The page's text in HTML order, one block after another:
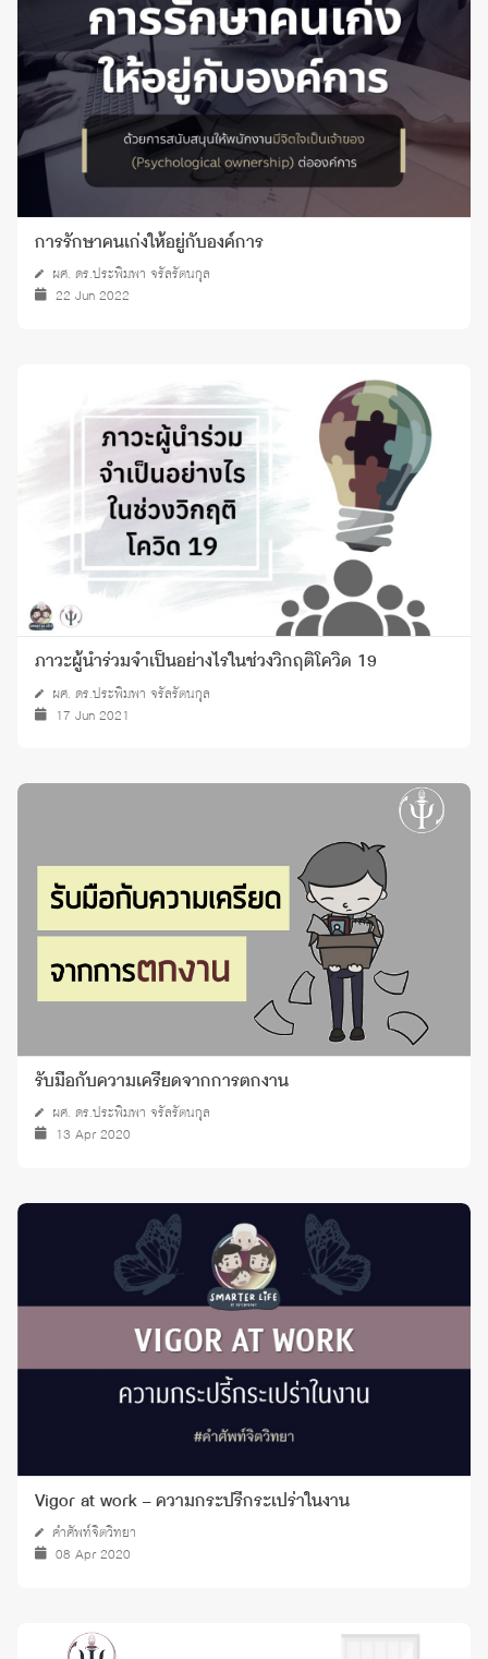
การรักษาคนเก่งให้อยู่กับองค์การ
ผศ. ดร.ประพิมพา จรัลรัตนกุล
22 Jun 2022
ภาวะผู้นำร่วมจำเป็นอย่างไรในช่วงวิกฤติโควิด 19
ผศ. ดร.ประพิมพา จรัลรัตนกุล
17 Jun 2021
รับมือกับความเครียดจากการตกงาน
ผศ. ดร.ประพิมพา จรัลรัตนกุล
13 Apr 2020
Vigor at work – ความกระปรี้กระเปร่าในงาน
คำศัพท์จิตวิทยา
08 Apr 2020